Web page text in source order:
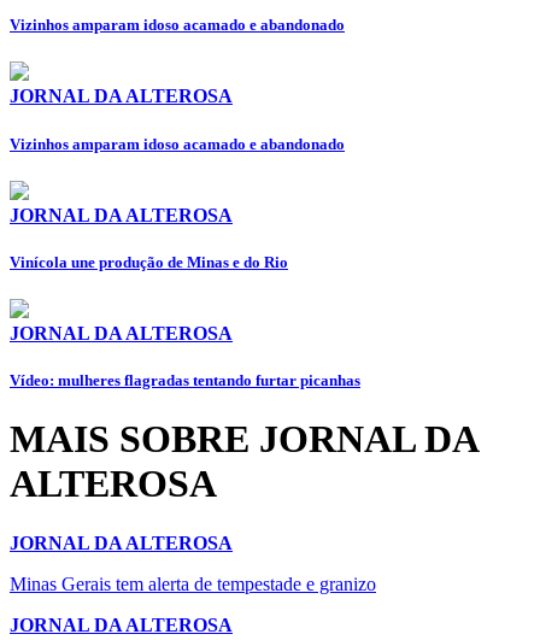
Vizinhos amparam idoso acamado e abandonado
JORNAL DA ALTEROSA
Vizinhos amparam idoso acamado e abandonado
JORNAL DA ALTEROSA
Vinícola une produção de Minas e do Rio
JORNAL DA ALTEROSA
Vídeo: mulheres flagradas tentando furtar picanhas
MAIS SOBRE JORNAL DA
ALTEROSA
JORNAL DA ALTEROSA
Minas Gerais tem alerta de tempestade e granizo
JORNAL DA ALTEROSA